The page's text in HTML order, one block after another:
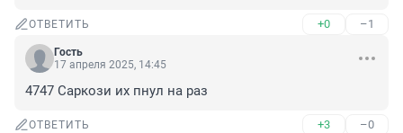
ОТВЕТИТЬ +0 –1
Гость
17 апреля 2025, 14:45
4747 Саркози их пнул на раз
ОТВЕТИТЬ +3 –0